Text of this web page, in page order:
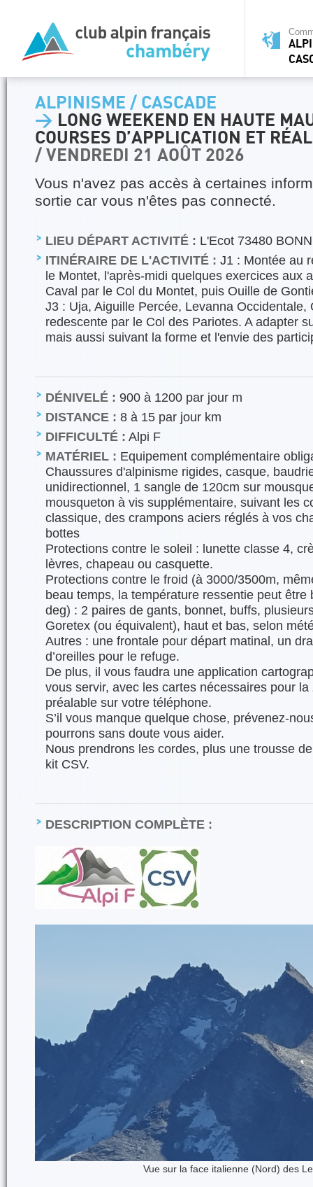
ALPINISME / CASCADE
> LONG WEEKEND EN HAUTE
COURSES D’APPLICATION ET
/ VENDREDI 21 AOÛT 2026
Vous n'avez pas accès à certaines
sortie car vous n'êtes pas connecté.
LIEU DÉPART ACTIVITÉ : L'Ecot 73480
ITINÉRAIRE DE L'ACTIVITÉ : J1 : Montée au
le Montet, l'après-midi quelques exercices aux
Caval par le Col du Montet, puis Ouille de
J3 : Uja, Aiguille Percée, Levanna Occidentale,
redescente par le Col des Pariotes. A adapter
mais aussi suivant la forme et l'envie des
DÉNIVELÉ : 900 à 1200 par jour m
DISTANCE : 8 à 15 par jour km
DIFFICULTÉ : Alpi F
MATÉRIEL : Equipement complémentaire
Chaussures d'alpinisme rigides, casque,
unidirectionnel, 1 sangle de 120cm sur
mousqueton à vis supplémentaire, suivant les
classique, des crampons aciers réglés à vos
bottes
Protections contre le soleil : lunette classe 4,
lèvres, chapeau ou casquette.
Protections contre le froid (à 3000/3500m,
beau temps, la température ressentie peut être
deg) : 2 paires de gants, bonnet, buffs,
Goretex (ou équivalent), haut et bas, selon
Autres : une frontale pour départ matinal, un
d’oreilles pour le refuge.
De plus, il vous faudra une application
vous servir, avec les cartes nécessaires pour
préalable sur votre téléphone.
S’il vous manque quelque chose, prévenez-
pourrons sans doute vous aider.
Nous prendrons les cordes, plus une trousse
kit CSV.
DESCRIPTION COMPLÈTE :
Vue sur la face italienne (Nord) des